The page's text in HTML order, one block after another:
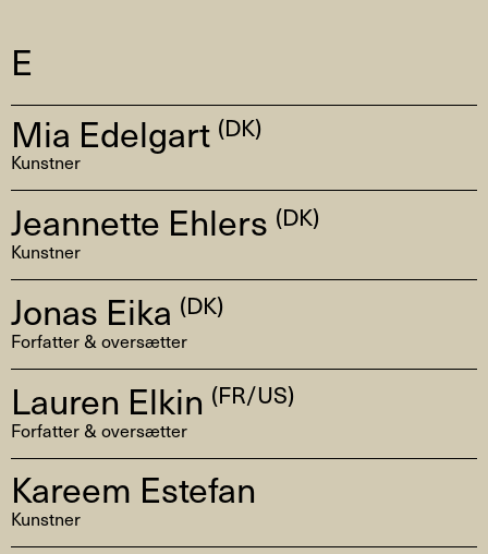
E
Mia Edelgart (DK)
Kunstner
Jeannette Ehlers (DK)
Kunstner
Jonas Eika (DK)
Forfatter & oversætter
Lauren Elkin (FR/US)
Forfatter & oversætter
Kareem Estefan
Kunstner